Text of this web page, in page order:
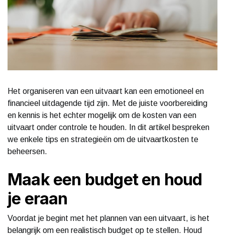
Het organiseren van een uitvaart kan een emotioneel en
financieel uitdagende tijd zijn. Met de juiste voorbereiding
en kennis is het echter mogelijk om de kosten van een
uitvaart onder controle te houden. In dit artikel bespreken
we enkele tips en strategieën om de uitvaartkosten te
beheersen.
Maak een budget en houd
je eraan
Voordat je begint met het plannen van een uitvaart, is het
belangrijk om een realistisch budget op te stellen. Houd